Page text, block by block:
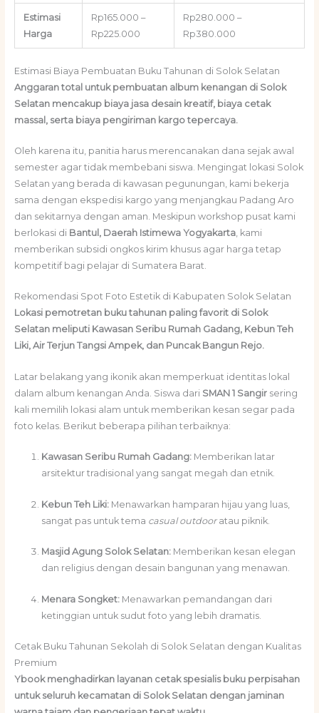
Estimasi
Harga
Rp165.000 –
Rp225.000
Rp280.000 –
Rp380.000
Estimasi Biaya Pembuatan Buku Tahunan di Solok Selatan
Anggaran total untuk pembuatan album kenangan di Solok
Selatan mencakup biaya jasa desain kreatif, biaya cetak
massal, serta biaya pengiriman kargo tepercaya.
Oleh karena itu, panitia harus merencanakan dana sejak awal
semester agar tidak membebani siswa. Mengingat lokasi Solok
Selatan yang berada di kawasan pegunungan, kami bekerja
sama dengan ekspedisi kargo yang menjangkau Padang Aro
dan sekitarnya dengan aman. Meskipun workshop pusat kami
berlokasi di Bantul, Daerah Istimewa Yogyakarta, kami
memberikan subsidi ongkos kirim khusus agar harga tetap
kompetitif bagi pelajar di Sumatera Barat.
Rekomendasi Spot Foto Estetik di Kabupaten Solok Selatan
Lokasi pemotretan buku tahunan paling favorit di Solok
Selatan meliputi Kawasan Seribu Rumah Gadang, Kebun Teh
Liki, Air Terjun Tangsi Ampek, dan Puncak Bangun Rejo.
Latar belakang yang ikonik akan memperkuat identitas lokal
dalam album kenangan Anda. Siswa dari SMAN 1 Sangirsering
kali memilih lokasi alam untuk memberikan kesan segar pada
foto kelas. Berikut beberapa pilihan terbaiknya:
Kawasan Seribu Rumah Gadang:Memberikan latar
arsitektur tradisional yang sangat megah dan etnik.
Kebun Teh Liki:Menawarkan hamparan hijau yang luas,
sangat pas untuk tema casual outdooratau piknik.
Masjid Agung Solok Selatan:Memberikan kesan elegan
dan religius dengan desain bangunan yang menawan.
Menara Songket:Menawarkan pemandangan dari
ketinggian untuk sudut foto yang lebih dramatis.
Cetak Buku Tahunan Sekolah di Solok Selatan dengan Kualitas
Premium
Ybook menghadirkan layanan cetak spesialis buku perpisahan
untuk seluruh kecamatan di Solok Selatan dengan jaminan